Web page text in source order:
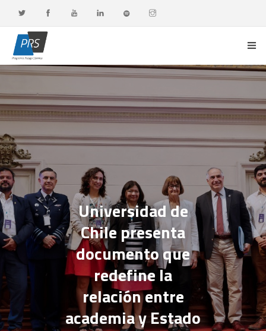
PORTADA
LÍNEAS DE INVESTIGACIÓN
OBSERVATORIO G-DATA
DOCENCIA Y FORMACIÓN CONTINUA
DIFUSIÓN Y VALORACIÓN CIUDADANA
Universidad de
Chile presenta
documento que
redefine la
relación entre
academia y Estado